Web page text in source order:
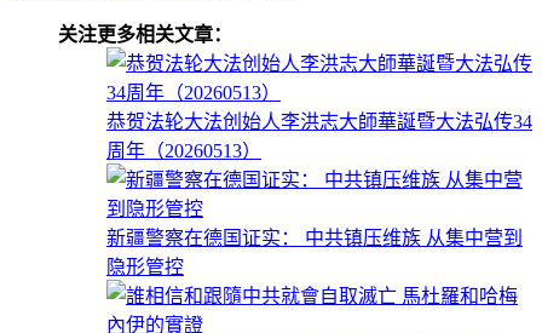
关注更多相关文章：
恭贺法轮大法创始人李洪志大師華誕暨大法弘传34
周年（20260513）
新疆警察在德国证实： 中共镇压维族 从集中营到
隐形管控